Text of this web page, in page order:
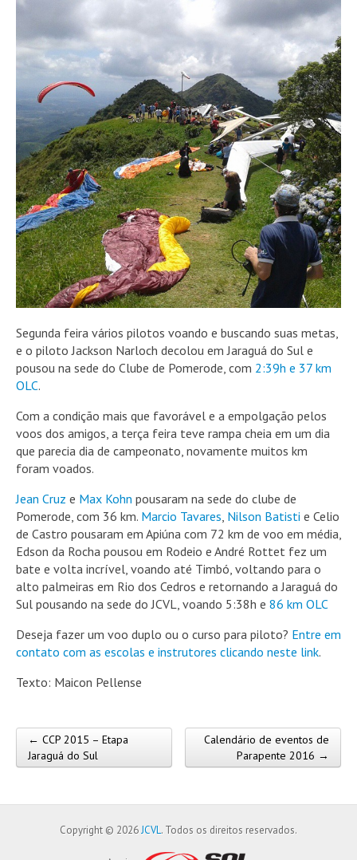
Segunda feira vários pilotos voando e buscando suas metas,
e o piloto Jackson Narloch decolou em Jaraguá do Sul e
pousou na sede do Clube de Pomerode, com 2:39h e 37 km
OLC.
Com a condição mais que favorável e a empolgação pelos
voos dos amigos, a terça feira teve rampa cheia em um dia
que parecia dia de campeonato, novamente muitos km
foram voados.
Jean Cruz e Max Kohn pousaram na sede do clube de
Pomerode, com 36 km. Marcio Tavares, Nilson Batisti e Celio
de Castro pousaram em Apiúna com 72 km de voo em média,
Edson da Rocha pousou em Rodeio e André Rottet fez um
bate e volta incrível, voando até Timbó, voltando para o
alto palmeiras em Rio dos Cedros e retornando a Jaraguá do
Sul pousando na sede do JCVL, voando 5:38h e 86 km OLC
Deseja fazer um voo duplo ou o curso para piloto? Entre em
contato com as escolas e instrutores clicando neste link.
Texto: Maicon Pellense
Post navigation
← CCP 2015 – Etapa
Jaraguá do Sul
Calendário de eventos de
Parapente 2016 →
Copyright © 2026JCVL. Todos os direitos reservados.